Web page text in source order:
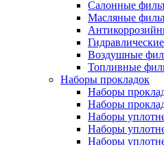
Салонные
Масляные
Воздушные
Топливные
Наборы прокладок
Наборы
Наборы
Наборы
Наборы
Наборы